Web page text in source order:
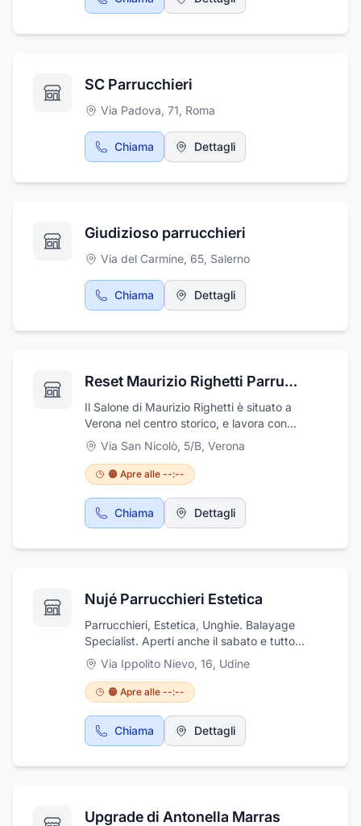
Martignacco, in provincia di Udine.
capello.
SC Parrucchieri
Via Padova, 71, Roma
Chiama Dettagli
Giudizioso parrucchieri
Via del Carmine, 65, Salerno
Chiama Dettagli
Reset Maurizio Righetti Parrucchieri San Nicolo'
Il Salone di Maurizio Righetti è situato a
Verona nel centro storico, e lavora con
passione per ricercare e far emergere la
bellezza sul volto dei propri clienti. Il
parrucchiere realizza tagli e pieghe per uomo,
donna e bambino, colpi di luce, colorazioni
naturali e balayage. Esegue inoltre trattamenti
personalizzati per capelli danneggiati e
mette a disposizione di clienti conoscenza,
abbigliamento donna , collane, scarpe
Via San Nicolò, 5/B, Verona
🟠 Apre alle --:--
Chiama Dettagli
Nujé Parrucchieri Estetica
Parrucchieri, Estetica, Unghie. Balayage
Specialist. Aperti anche il sabato e tutto
agosto.
Via Ippolito Nievo, 16, Udine
🟠 Apre alle --:--
Chiama Dettagli
Upgrade di Antonella Marras